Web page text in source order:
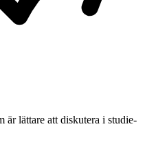
är lättare att diskutera i studie-